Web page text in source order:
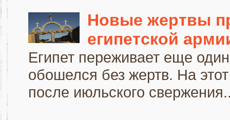
Новые жертвы
египетской
Египет переживает еще
обошелся без жертв. На
после июльского